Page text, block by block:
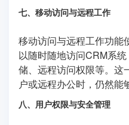
七、移动访问与远程工作
移动访问与远程工作功能
以随时随地访问CRM系
储、远程访问权限等。这
户或远程办公时，仍然能
八、用户权限与安全管理